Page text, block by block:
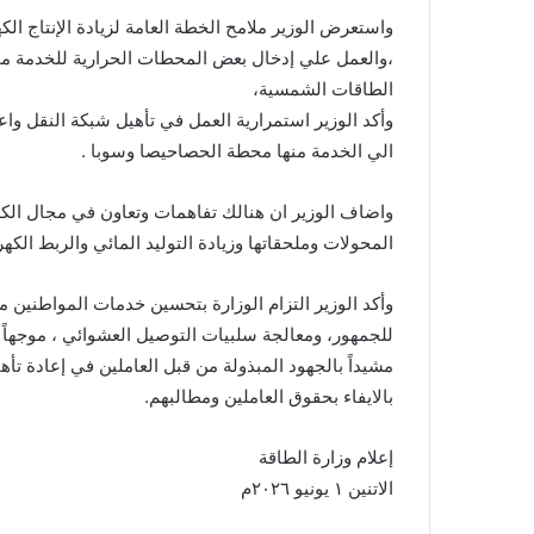
واستعرض الوزير ملامح الخطة العامة لزيادة الإنتاج
،والعمل علي إدخال بعض المحطات الحرارية للخدمة
الطاقات الشمسية،
وأكد الوزير استمرارية العمل في تأهيل شبكة النقل
الي الخدمة منها محطة الحصاحيصا وسوبا .
واضاف الوزير ان هنالك تفاهمات وتعاون في مجال
المحولات وملحقاتها وزيادة التوليد المائي والربط
وأكد الوزير التزام الوزارة بتحسين خدمات
للجمهور، ومعالجة سلبيات التوصيل العشوائي ،
مشيداً بالجهود المبذولة من قبل العاملين في إعادة
بالايفاء بحقوق العاملين ومطالبهم.
إعلام وزارة الطاقة
الاتنين ١ يونيو ٢٠٢٦م